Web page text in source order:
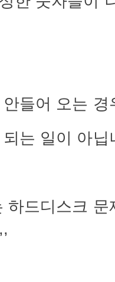
안들어 오는 경
되는 일이 아닙
하드디스크 문
,,